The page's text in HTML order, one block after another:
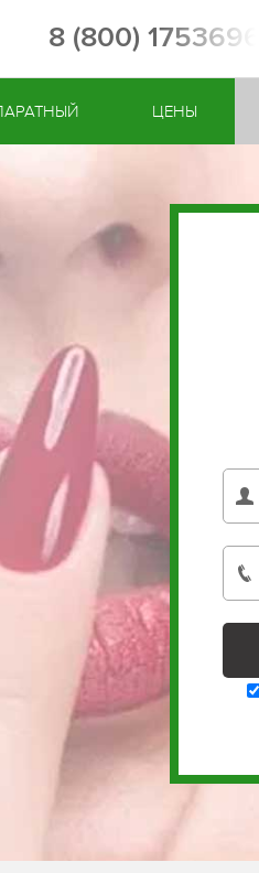
8 (800) 1753696
ЦЕНЫ